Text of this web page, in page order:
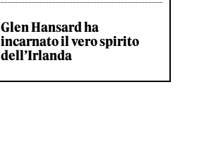
Glen Hansard ha
incarnato il vero spirito
dell’Irlanda